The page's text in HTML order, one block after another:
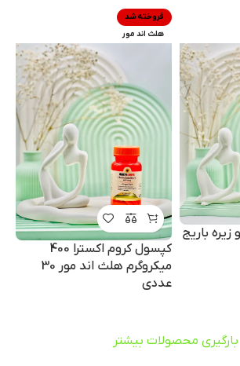
باریج
فروخته شد
هلث اند مور
کپسول کروم اکسترا 400
میکروگرم هلث اند مور 30
عددی
بارگیری محصولات بیشتر